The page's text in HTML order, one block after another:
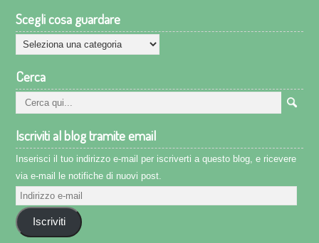
Scegli cosa guardare
Scegli
cosa
guardare
Cerca
Iscriviti al blog tramite email
Inserisci il tuo indirizzo e-mail per iscriverti a questo blog, e ricevere
via e-mail le notifiche di nuovi post.
Indirizzo
e-
mail
Iscriviti